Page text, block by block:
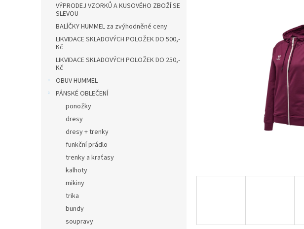
VÝPRODEJ VZORKŮ A KUSOVÉHO ZBOŽÍ SE
SLEVOU
BALÍČKY HUMMEL za zvýhodněné ceny
LIKVIDACE SKLADOVÝCH POLOŽEK DO 500,-
Kč
LIKVIDACE SKLADOVÝCH POLOŽEK DO 250,-
Kč
OBUV HUMMEL
PÁNSKÉ OBLEČENÍ
ponožky
dresy
dresy + trenky
funkční prádlo
trenky a kraťasy
kalhoty
mikiny
trika
bundy
soupravy